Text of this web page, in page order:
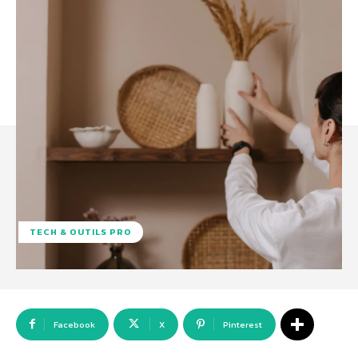
TECH & OUTILS PRO
Facebook X Pinterest